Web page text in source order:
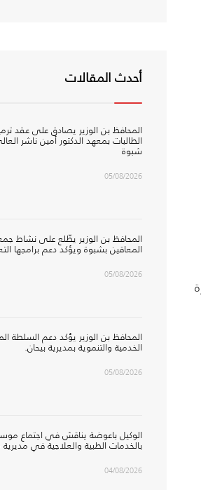
أحدث المقالات
المحافظ بن الوزير يصادق على عقد
الطالبات بمعهد الدكتور أمين ناشر
شبوة
05/08/2026
المحافظ بن الوزير يطّلع على نشاط
المعاقين بشبوة ويؤكد دعم برامجها
05/08/2026
المحافظ بن الوزير يؤكد دعم السلطة
الخدمية والتنموية بمديرية بيحان.
05/08/2026
الوكيل باعوضة يناقش في اجتماع
بالخدمات الطبية والعلاجية في
04/08/2026